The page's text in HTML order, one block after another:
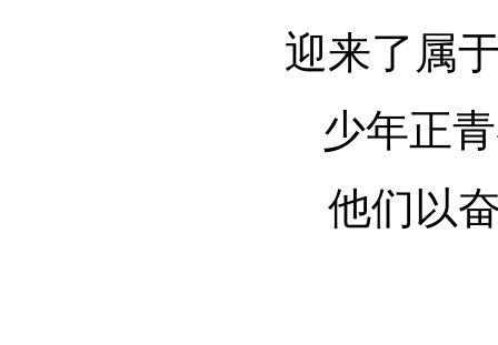
迎来了属
少年正
他们以